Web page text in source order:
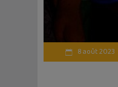
8 août 2023